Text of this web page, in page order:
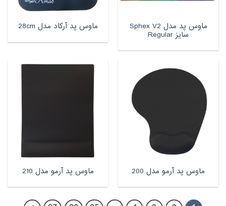
ماوس پد مدل Sphex V2
سایز Regular
ماوس پد آرکاد مدل 28cm
ماوس پد آرمو مدل 200 ماوس پد آرمو مدل 210